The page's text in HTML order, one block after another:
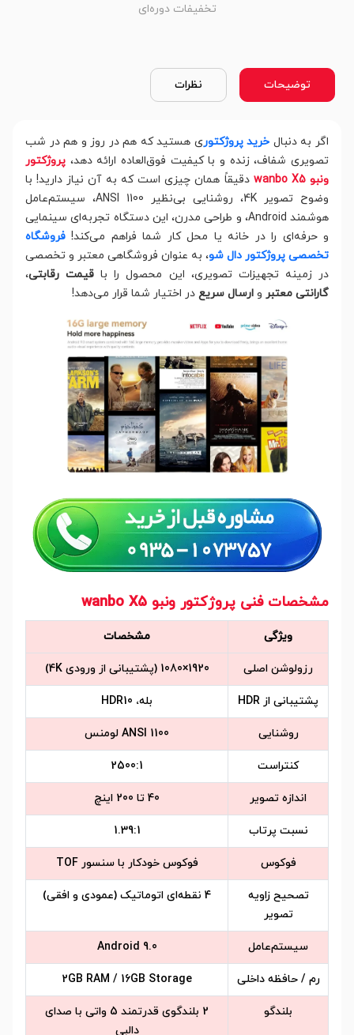
تخفیفات دوره‌ای
توضیحات نظرات
اگر به دنبال خرید پروژکتوری هستید که هم در روز و هم در شب
تصویری شفاف، زنده و با کیفیت فوق‌العاده ارائه دهد، پروژکتور
ونبو wanbo X5
دقیقاً همان چیزی است که به آن نیاز دارید! با
وضوح تصویر 4K، روشنایی بی‌نظیر 1100 ANSI، سیستم‌عامل
هوشمند Android، و طراحی مدرن، این دستگاه تجربه‌ای سینمایی
و حرفه‌ای را در خانه یا محل کار شما فراهم می‌کند! فروشگاه
تخصصی پروژکتور دال شو، به عنوان فروشگاهی معتبر و تخصصی
در زمینه تجهیزات تصویری، این محصول را با قیمت رقابتی،
گارانتی معتبر و ارسال سریع در اختیار شما قرار می‌دهد!
مشخصات فنی پروژکتور ونبو wanbo X5
ویژگی مشخصات
رزولوشن اصلی 1920×1080 (پشتیبانی از ورودی 4K)
پشتیبانی از HDR بله، HDR10
روشنایی 1100 ANSI لومنس
کنتراست 2500:1
اندازه تصویر 40 تا 200 اینچ
نسبت پرتاب 1.39:1
فوکوس فوکوس خودکار با سنسور TOF
تصحیح زاویه
تصویر
4 نقطه‌ای اتوماتیک (عمودی و افقی)
سیستم‌عامل Android 9.0
رم / حافظه داخلی 2GB RAM / 16GB Storage
بلندگو
2 بلندگوی قدرتمند 5 واتی با صدای
دالبی